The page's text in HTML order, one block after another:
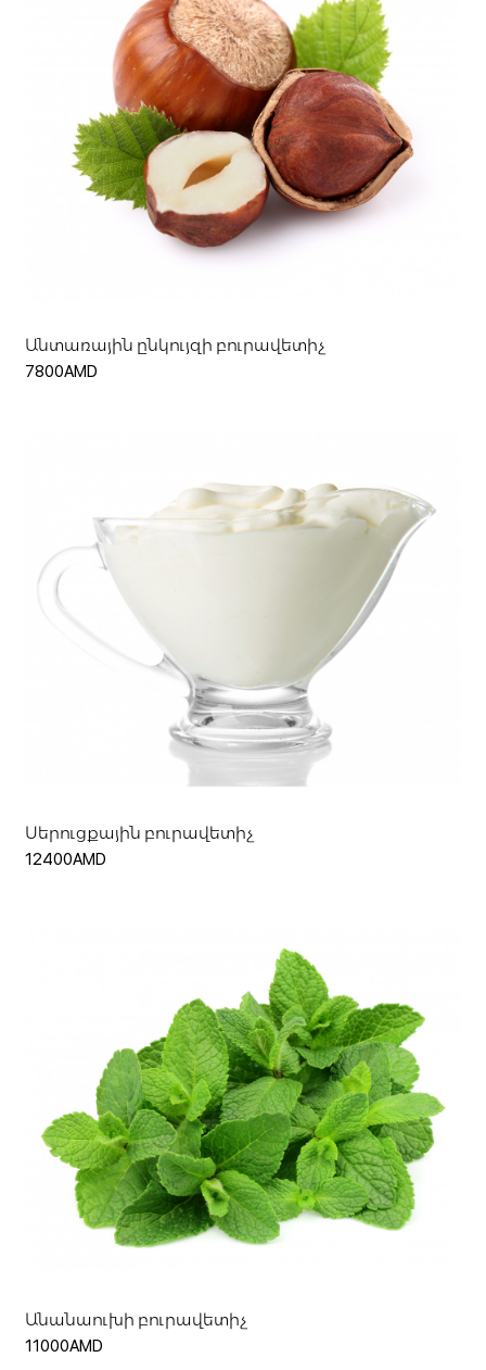
Անտառային ընկույզի բուրավետիչ
7800AMD
Ավելացնել զամբյուղ
Սերուցքային բուրավետիչ
12400AMD
Ավելացնել զամբյուղ
Անանաուխի բուրավետիչ
11000AMD
Ավելացնել զամբյուղ